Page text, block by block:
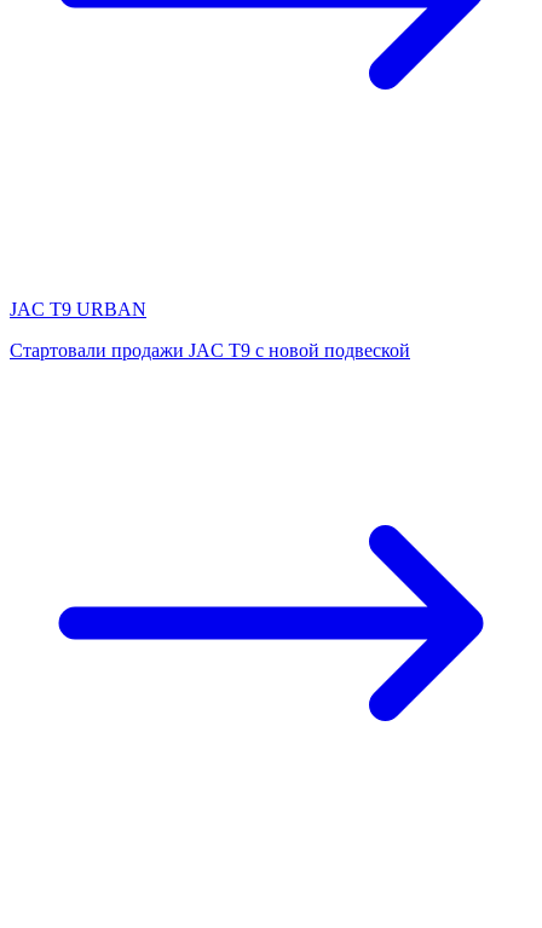
JAC T9 URBAN
Стартовали продажи JAC T9 с новой подвеской